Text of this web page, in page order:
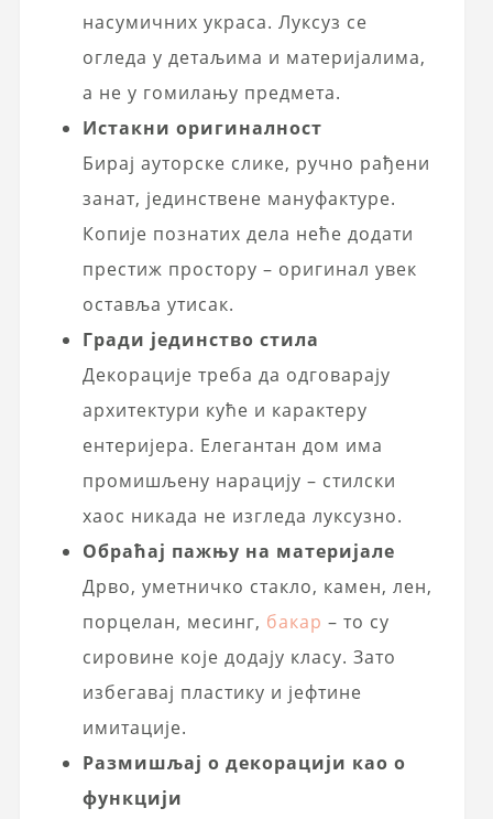
насумичних украса. Луксуз се
огледа у детаљима и материјалима,
а не у гомилању предмета.
Истакни оригиналност
Бирај ауторске слике, ручно рађени
занат, јединствене мануфактуре.
Копије познатих дела неће додати
престиж простору – оригинал увек
оставља утисак.
Гради јединство стила
Декорације треба да одговарају
архитектури куће и карактеру
ентеријера. Елегантан дом има
промишљену нарацију – стилски
хаос никада не изгледа луксузно.
Обраћај пажњу на материјале
Дрво, уметничко стакло, камен, лен,
порцелан, месинг, бакар – то су
сировине које додају класу. Зато
избегавај пластику и јефтине
имитације.
Размишљај о декорацији као о
функцији